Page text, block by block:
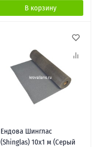
В корзину
Ендова Шинглас
(Shinglas) 10х1 м (Серый